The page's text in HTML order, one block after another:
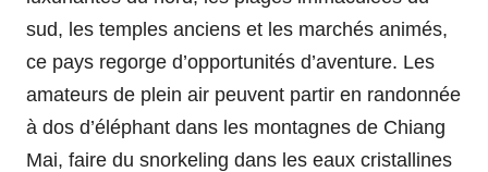
sud, les temples anciens et les marchés animés,
ce pays regorge d’opportunités d’aventure. Les
amateurs de plein air peuvent partir en randonnée
à dos d’éléphant dans les montagnes de Chiang
Mai, faire du snorkeling dans les eaux cristallines